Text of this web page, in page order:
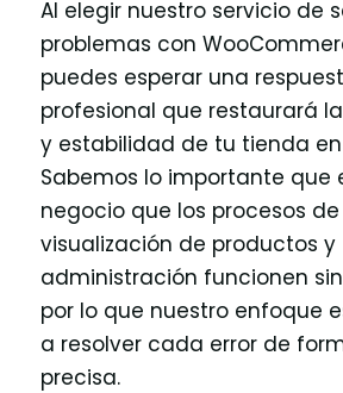
Al elegir nuestro servicio de
problemas con
puedes esperar una
profesional que restaurará
y estabilidad de tu tienda
Sabemos lo importante que
negocio que los procesos
visualización de productos y
administración funcionen
por lo que nuestro enfoque
a resolver cada error de
precisa.